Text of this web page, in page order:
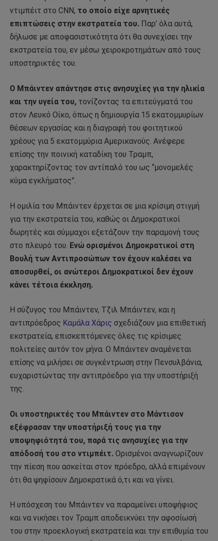
ντιμπέιτ στο CNN, το οποίο είχε αρνητικές
επιπτώσεις στην εκστρατεία του. Παρ’ όλα αυτά,
δήλωσε με αποφασιστικότητα ότι θα συνεχίσει την
εκστρατεία του, εν μέσω χειροκροτημάτων από τους
υποστηρικτές του.
Ο Μπάιντεν απάντησε στις ανησυχίες για την ηλικία
και την υγεία του, τονίζοντας τα επιτεύγματά του
στον Λευκό Οίκο, όπως η δημιουργία 15 εκατομμυρίων
θέσεων εργασίας και η διαγραφή του φοιτητικού
χρέους για 5 εκατομμύρια Αμερικανούς. Ανέφερε
επίσης την ποινική καταδίκη του Τραμπ,
χαρακτηρίζοντας τον αντίπαλό του ως “μονομελές
κύμα εγκλήματος”.
Η ομιλία του Μπάιντεν έρχεται σε μια κρίσιμη στιγμή
για την εκστρατεία του, καθώς οι Δημοκρατικοί
δωρητές και σύμμαχοι εξετάζουν την παραμονή τους
στο πλευρό του. Ενώ ορισμένοι Δημοκρατικοί στη
Βουλή των Αντιπροσώπων τον έχουν καλέσει να
αποσυρθεί, οι ανώτεροι Δημοκρατικοί δεν έχουν
κάνει τέτοια έκκληση.
Η σύζυγος του Μπάιντεν, Τζιλ Μπάιντεν, και η
αντιπρόεδρος Καμάλα Χάρις σχεδιάζουν μια επιθετική
εκστρατεία, επισκεπτόμενες όλες τις κρίσιμες
πολιτείες αυτόν τον μήνα. Ο Μπάιντεν αναμένεται
επίσης να μιλήσει σε συγκέντρωση στην Πενσυλβάνια,
ευχαριστώντας την αντιπρόεδρο για την υποστήριξή
της.
Οι υποστηρικτές του Μπάιντεν στο Μάντισον
εξέφρασαν την υποστήριξή τους για την
υποψηφιότητά του, παρά τις ανησυχίες για την
απόδοσή του στο ντιμπέιτ. Ορισμένοι αναγνωρίζουν
την πίεση που ασκείται στον πρόεδρο, αλλά επιμένουν
ότι θα ψηφίσουν Δημοκρατικά ό,τι και να γίνει.
Η υπόσχεση του Μπάιντεν να παραμείνει υποψήφιος
και να νικήσει τον Τραμπ αποδεικνύει την αφοσίωσή
του στην προεκλογική εκστρατεία και την επιθυμία του